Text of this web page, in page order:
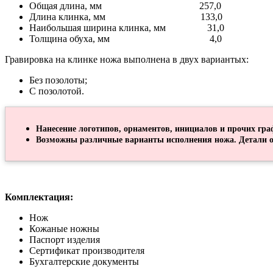
Общая длина, мм 257,0
Длина клинка, мм 133,0
Наибольшая ширина клинка, мм 31,0
Толщина обуха, мм 4,0
Гравировка на клинке ножа выполнена в двух вариантых:
Без позолоты;
С позолотой.
Нанесение логотипов, орнаментов, инициалов и прочих
Возможны различные варианты исполнения ножа. Детали
Комплектация:
Нож
Кожаные ножны
Паспорт изделия
Сертификат производителя
Бухгалтерские документы